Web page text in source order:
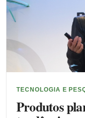
TECNOLOGIA E
Produtos